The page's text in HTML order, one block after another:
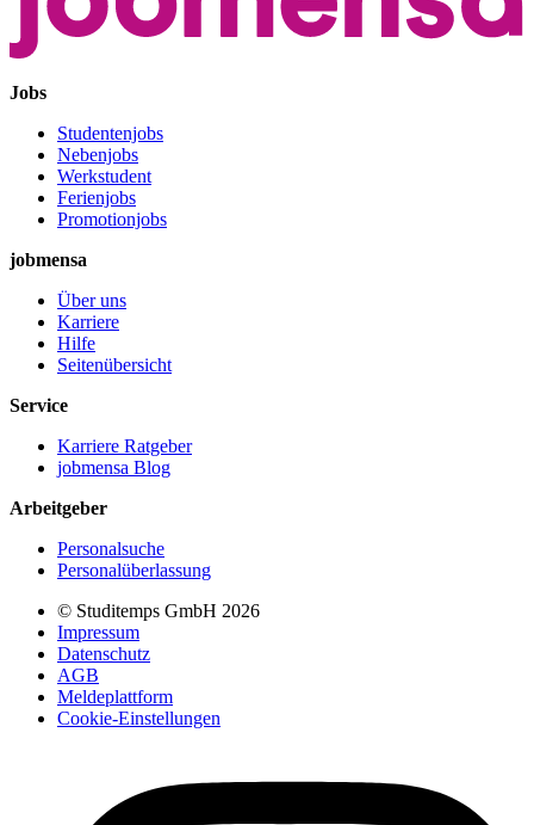
Jobs
Studentenjobs
Nebenjobs
Werkstudent
Ferienjobs
Promotionjobs
jobmensa
Über uns
Karriere
Hilfe
Seitenübersicht
Service
Karriere Ratgeber
jobmensa Blog
Arbeitgeber
Personalsuche
Personalüberlassung
© Studitemps GmbH 2026
Impressum
Datenschutz
AGB
Meldeplattform
Cookie-Einstellungen